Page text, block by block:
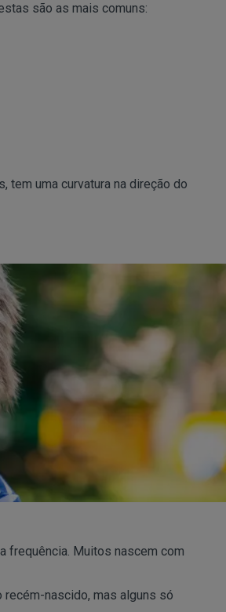
são as mais comuns:
tem uma curvatura na direção do
frequência. Muitos nascem com
nascido, mas alguns só